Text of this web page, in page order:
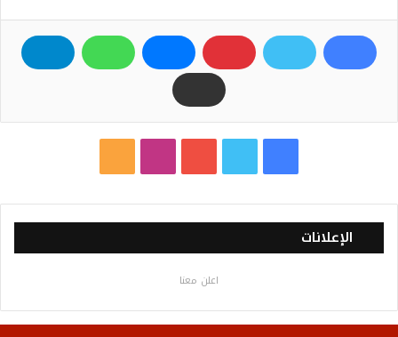
RSS
الإعلانات
اعلن معنا